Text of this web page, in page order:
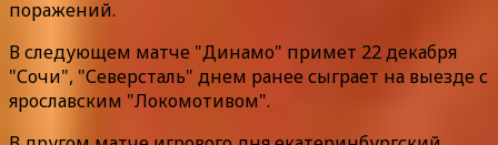
поражений.
В следующем матче "Динамо" примет 22 декабря
"Сочи", "Северсталь" днем ранее сыграет на выезде с
ярославским "Локомотивом".